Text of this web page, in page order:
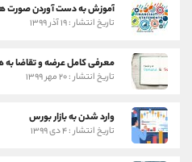
آموزش به دست آوردن صورت
تاریخ انتشار : ۱۹ آذر ۱۳۹۹
معرفی کامل عرضه و تقاضا به
تاریخ انتشار : ۲۰ مهر ۱۳۹۹
وارد شدن به بازار بورس
تاریخ انتشار : ۴ دی ۱۳۹۹